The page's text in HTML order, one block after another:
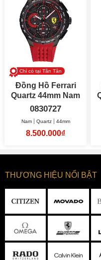
Chỉ có tại Tân Tân
Đồng Hồ Ferrari
Quartz 44mm Nam
0830727
Nam Quartz 44mm
8.500.000₫
THƯƠNG HIỆU NỔI BẬT